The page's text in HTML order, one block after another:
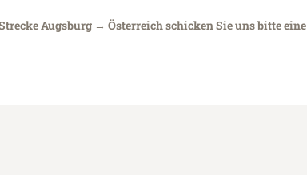
Augsburg → Österreich schicken Sie uns bitte eine